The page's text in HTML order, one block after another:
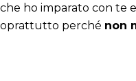
ho imparato con te
perché non